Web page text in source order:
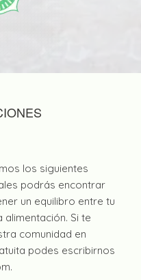
los siguientes
podrás encontrar
un equilibro entre tu
Si te
comunidad en
podes escribirnos